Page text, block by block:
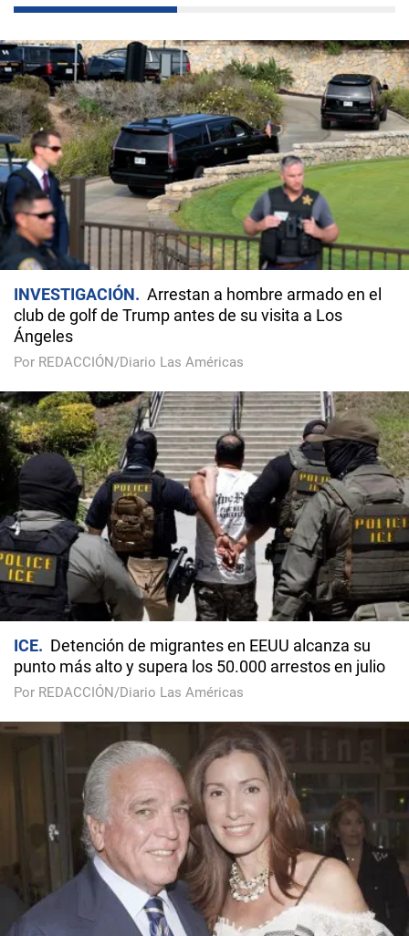
INVESTIGACIÓN
Arrestan a hombre armado en el
club de golf de Trump antes de su visita a Los
Ángeles
Por REDACCIÓN/Diario Las Américas
ICE
Detención de migrantes en EEUU alcanza su
punto más alto y supera los 50.000 arrestos en julio
Por REDACCIÓN/Diario Las Américas